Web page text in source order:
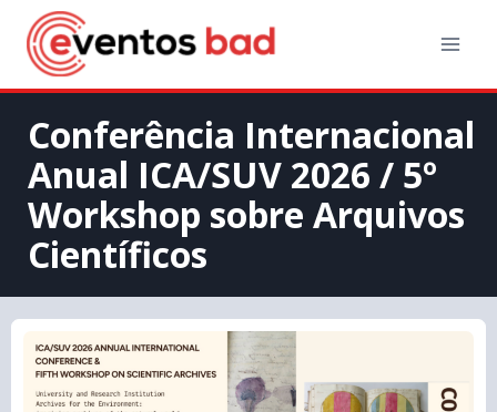
Conferência Internacional
Anual ICA/SUV 2026 / 5º
Workshop sobre Arquivos
Científicos